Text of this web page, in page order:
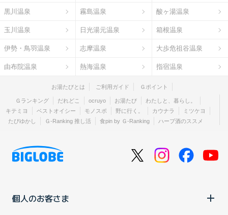
黒川温泉 霧島温泉 酸ヶ湯温泉
玉川温泉 日光湯元温泉 箱根温泉
伊勢・鳥羽温泉 志摩温泉 大歩危祖谷温泉
由布院温泉 熱海温泉 指宿温泉
お湯たびとは ご利用ガイド Ｇポイント
Ｇランキング だれどこ ocruyo お湯たび
わたしと、暮らし。
キテミヨ
ベストオイシー モノスポ 野に行く。 カウナラ
ミツケヨ
たびゆかし
Ｇ-Ranking 推し活 食pin by Ｇ-Ranking ハーブ酒のススメ
個人のお客さま